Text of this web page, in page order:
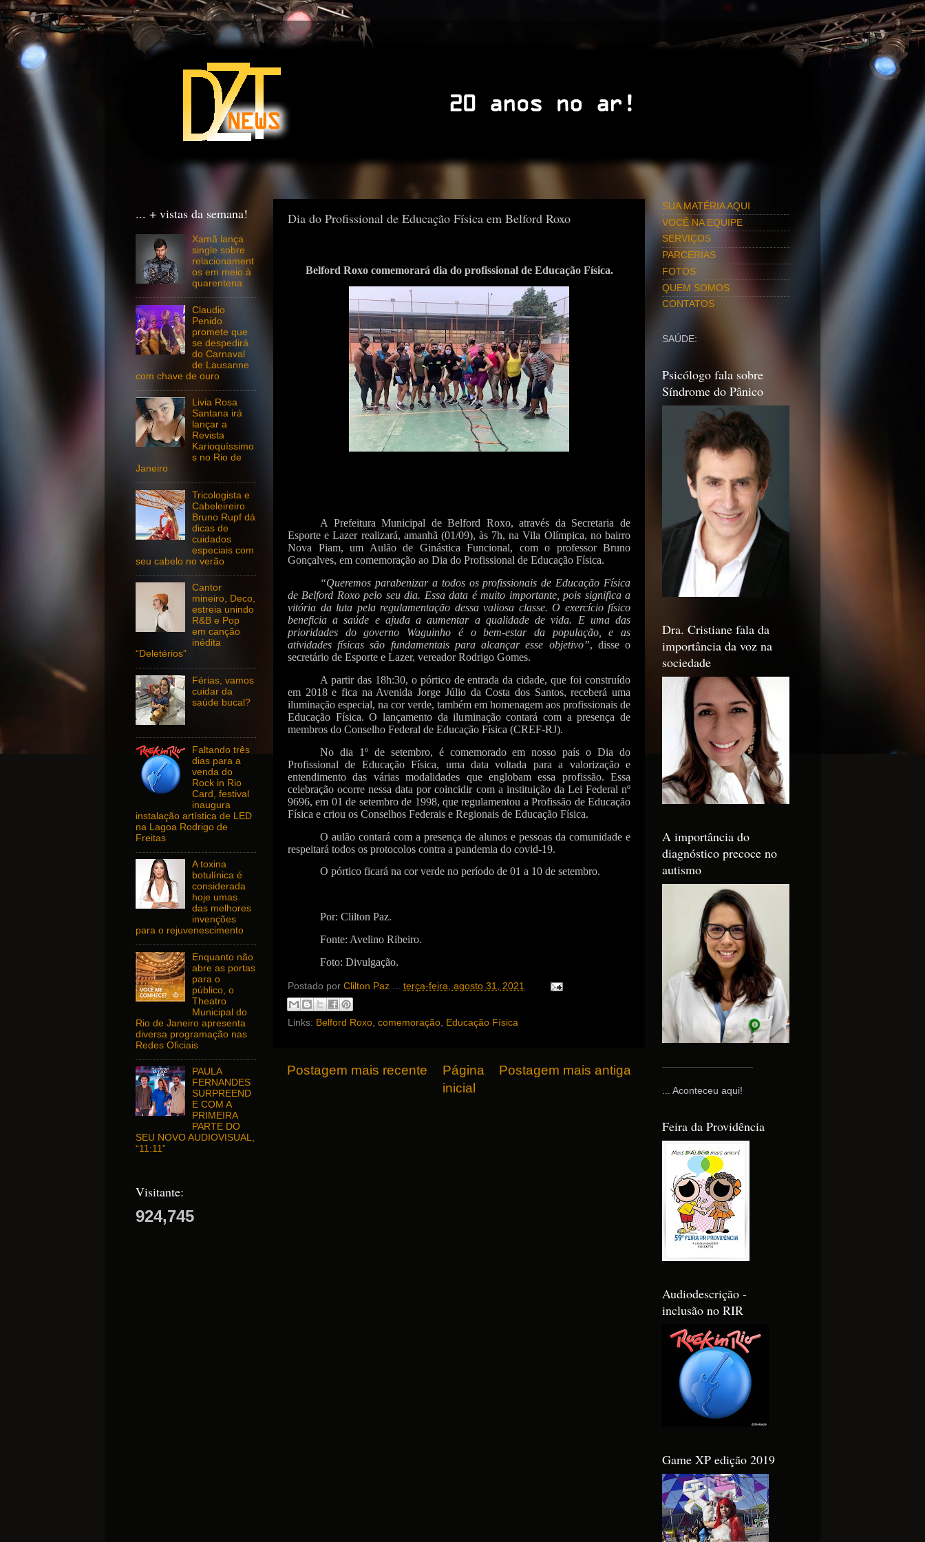
Dia do Profissional de Educação Física em Belford Roxo
Belford Roxo comemorará dia do profissional de Educação Física.
A Prefeitura Municipal de Belford Roxo, através da Secretaria de
Esporte e Lazer realizará, amanhã (01/09), às 7h, na Vila Olímpica, no bairro
Nova Piam, um Aulão de Ginástica Funcional, com o professor Bruno
Gonçalves, em comemoração ao Dia do Profissional de Educação Física.
“Queremos parabenizar a todos os profissionais de Educação Física
de Belford Roxo pelo seu dia. Essa data é muito importante, pois significa a
vitória da luta pela regulamentação dessa valiosa classe. O exercício físico
beneficia a saúde e ajuda a aumentar a qualidade de vida. E uma das
prioridades do governo Waguinho é o bem-estar da população, e as
atividades físicas são fundamentais para alcançar esse objetivo”, disse o
secretário de Esporte e Lazer, vereador Rodrigo Gomes.
A partir das 18h:30, o pórtico de entrada da cidade, que foi construído
em 2018 e fica na Avenida Jorge Júlio da Costa dos Santos, receberá uma
iluminação especial, na cor verde, também em homenagem aos profissionais de
Educação Física. O lançamento da iluminação contará com a presença de
membros do Conselho Federal de Educação Física (CREF-RJ).
No dia 1º de setembro, é comemorado em nosso país o Dia do
Profissional de Educação Física, uma data voltada para a valorização e
entendimento das várias modalidades que englobam essa profissão. Essa
celebração ocorre nessa data por coincidir com a instituição da Lei Federal nº
9696, em 01 de setembro de 1998, que regulamentou a Profissão de Educação
Física e criou os Conselhos Federais e Regionais de Educação Física.
O aulão contará com a presença de alunos e pessoas da comunidade e
respeitará todos os protocolos contra a pandemia do covid-19.
O pórtico ficará na cor verde no período de 01 a 10 de setembro.
Por: Clilton Paz.
Fonte: Avelino Ribeiro.
Foto: Divulgação.
Postado por Clilton Paz terça-feira, agosto 31, 2021
Links: Belford Roxo, comemoração, Educação Física
Postagem mais recente Postagem mais antiga
Página
inicial
... + vistas da semana!
Xamã lança
single sobre
relacionament
os em meio à
quarentena
Claudio
Penido
promete que
se despedirá
do Carnaval
de Lausanne
com chave de ouro
Livia Rosa
Santana irá
lançar a
Revista
Karioquíssimo
s no Rio de
Janeiro
Tricologista e
Cabeleireiro
Bruno Rupf dá
dicas de
cuidados
especiais com
seu cabelo no verão
Cantor
mineiro, Deco,
estreia unindo
R&B e Pop
em canção
inédita
“Deletérios”
Férias, vamos
cuidar da
saúde bucal?
Faltando três
dias para a
venda do
Rock in Rio
Card, festival
inaugura
instalação artística de LED
na Lagoa Rodrigo de
Freitas
A toxina
botulínica é
considerada
hoje umas
das melhores
invenções
para o rejuvenescimento
Enquanto não
abre as portas
para o
público, o
Theatro
Municipal do
Rio de Janeiro apresenta
diversa programação nas
Redes Oficiais
PAULA
FERNANDES
SURPREEND
E COM A
PRIMEIRA
PARTE DO
SEU NOVO AUDIOVISUAL,
“11:11”
Visitante:
924,745
SUA MATÉRIA AQUI
VOCÊ NA EQUIPE
SERVIÇOS
PARCERIAS
FOTOS
QUEM SOMOS
CONTATOS
SAÚDE:
Psicólogo fala sobre
Síndrome do Pânico
Dra. Cristiane fala da
importância da voz na
sociedade
A importância do
diagnóstico precoce no
autismo
... Aconteceu aqui!
Feira da Providência
Audiodescrição -
inclusão no RIR
Game XP edição 2019